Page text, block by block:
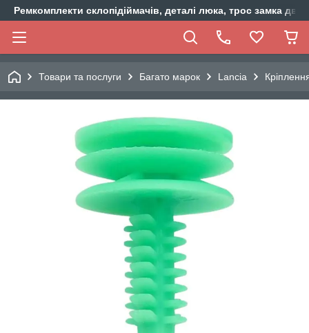
Ремкомплекти склопідіймачів, деталі люка, трос замка
Товари та послуги Багато марок Lancia